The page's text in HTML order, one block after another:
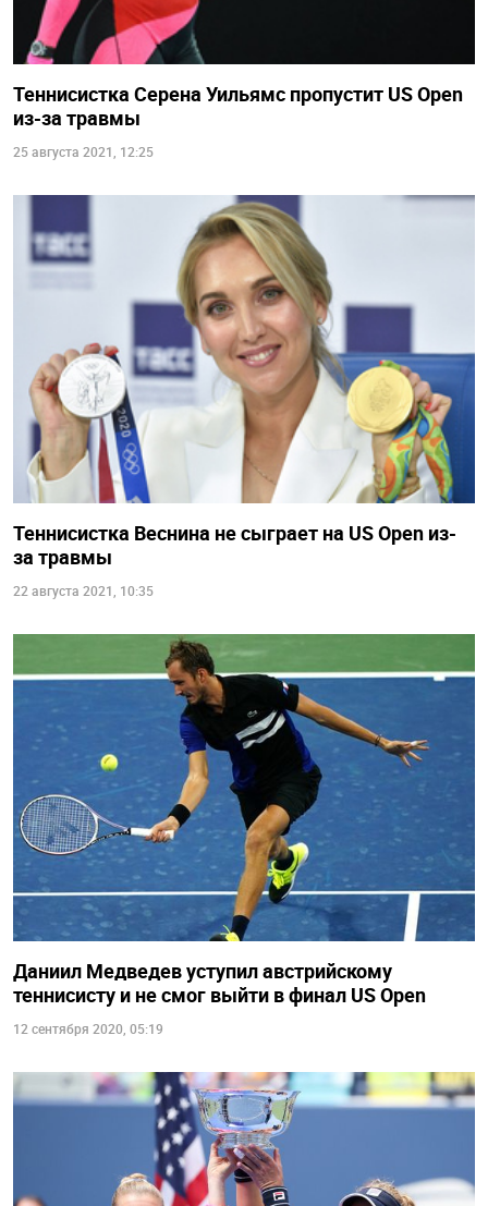
Теннисистка Серена Уильямс пропустит US Open
из-за травмы
25 августа 2021, 12:25
Теннисистка Веснина не сыграет на US Open из-
за травмы
22 августа 2021, 10:35
Даниил Медведев уступил австрийскому
теннисисту и не смог выйти в финал US Open
12 сентября 2020, 05:19